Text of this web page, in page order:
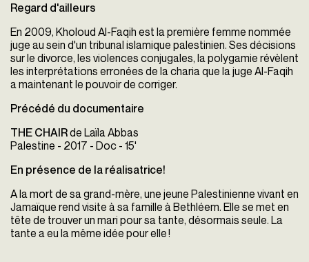
Regard d'ailleurs
En 2009, Kholoud Al-Faqih est la première femme nommée
juge au sein d'un tribunal islamique palestinien. Ses décisions
sur le divorce, les violences conjugales, la polygamie révèlent
les interprétations erronées de la charia que la juge Al-Faqih
a maintenant le pouvoir de corriger.
Précédé du documentaire
THE CHAIRde Laïla Abbas
Palestine - 2017 - Doc - 15'
En présence de la réalisatrice!
A la mort de sa grand-mère, une jeune Palestinienne vivant en
Jamaïque rend visite à sa famille à Bethléem. Elle se met en
tête de trouver un mari pour sa tante, désormais seule. La
tante a eu la même idée pour elle !